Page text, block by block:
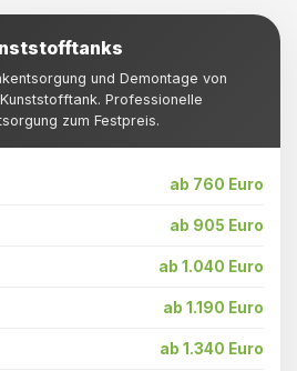
und Demontage von
Professionelle
zum Festpreis.
ab 760 Euro
ab 905 Euro
ab 1.040 Euro
ab 1.190 Euro
ab 1.340 Euro